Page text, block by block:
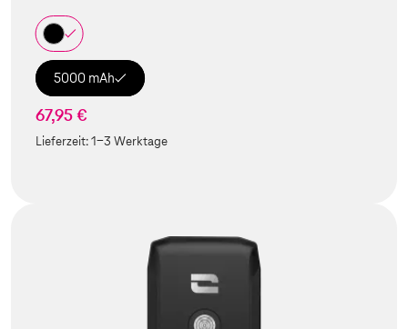
5000 mAh
67,95 €
Lieferzeit:1-3 Werktage